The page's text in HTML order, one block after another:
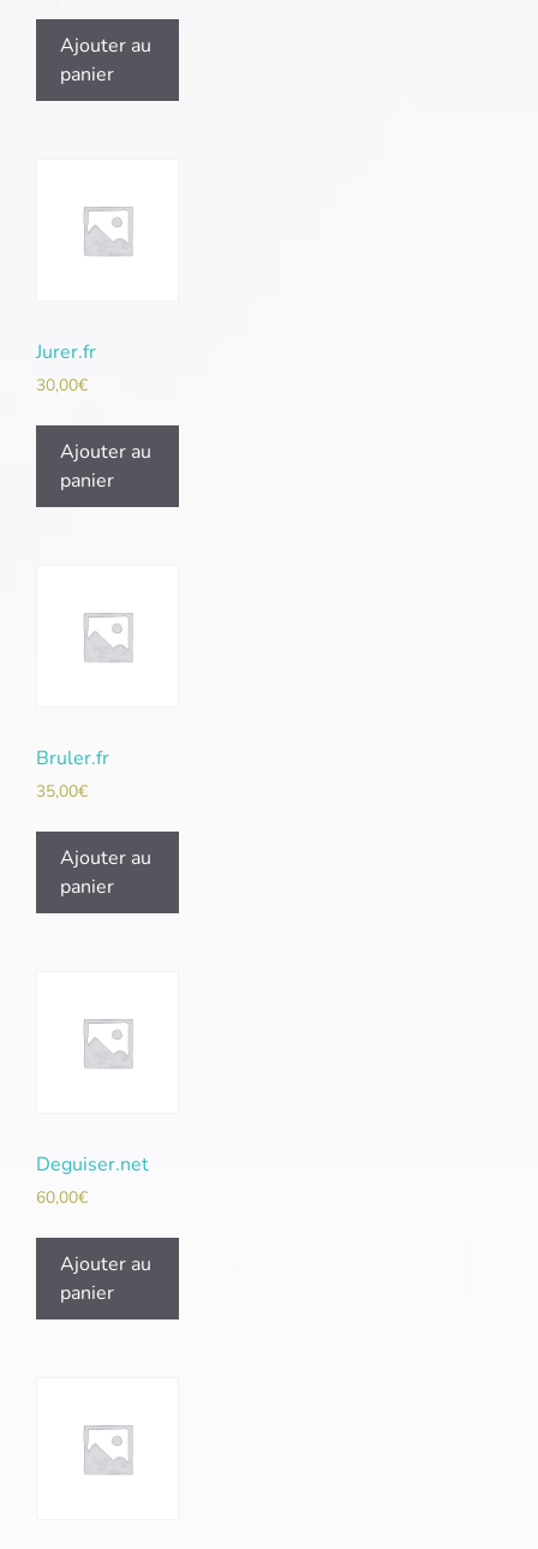
Ajouter au
panier
Jurer.fr
30,00€
Ajouter au
panier
Bruler.fr
35,00€
Ajouter au
panier
Deguiser.net
60,00€
Ajouter au
panier